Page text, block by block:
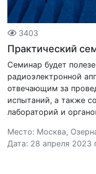
3403
Практический
Семинар будет
радиоэлектронной
отвечающим за
испытаний, а также
лабораторий и
Место: Москва,
Дата: 28 апреля 2023